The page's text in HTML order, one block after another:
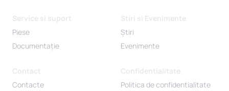
Piese
Documentație
Știri
Evenimente
Contacte
Politica de confidentialitate